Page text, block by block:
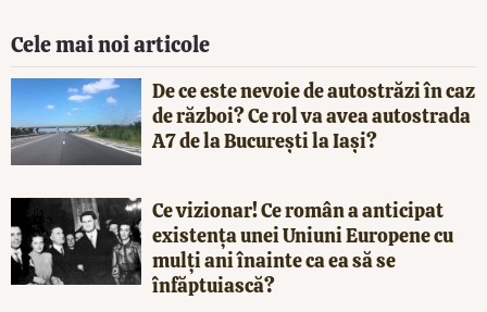
Cele mai noi articole
De ce este nevoie de autostrăzi în caz
de război? Ce rol va avea autostrada
A7 de la București la Iași?
Ce vizionar! Ce român a anticipat
existența unei Uniuni Europene cu
mulți ani înainte ca ea să se
înfăptuiască?